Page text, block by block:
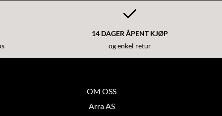
14 DAGER ÅPENT KJØP
og enkel retur
OM OSS
Arra AS